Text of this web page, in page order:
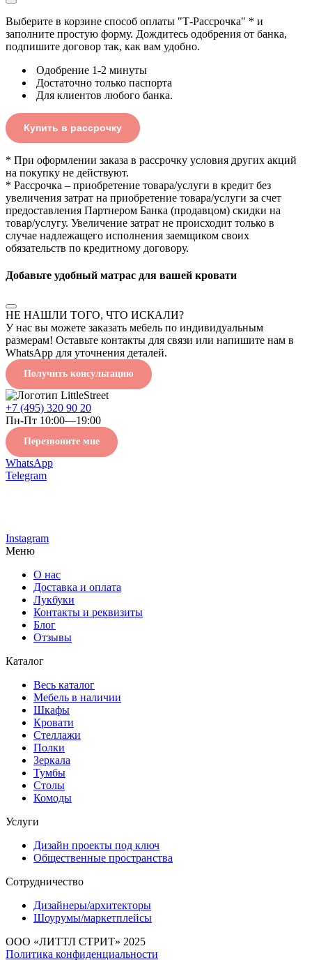
Выберите в корзине способ оплаты "Т-Рассрочка" * и
заполните простую форму. Дождитесь одобрения от банка,
подпишите договор так, как вам удобно.
Одобрение 1-2 минуты
Достаточно только паспорта
Для клиентов любого банка.
Купить в рассрочку
* При оформлении заказа в рассрочку условия других акций
на покупку не действуют.
* Рассрочка – приобретение товара/услуги в кредит без
увеличения затрат на приобретение товара/услуги за счет
предоставления Партнером Банка (продавцом) скидки на
товар/услугу. Увеличение затрат не происходит только в
случае надлежащего исполнения заемщиком своих
обязательств по кредитному договору.
Добавьте удобный матрас для вашей кровати
НЕ НАШЛИ ТОГО, ЧТО ИСКАЛИ?
У нас вы можете заказать мебель по индивидуальным
размерам! Оставьте контакты для связи или напишите нам в
WhatsApp для уточнения деталей.
Получить консультацию
+7 (495) 320 90 20
Пн-Пт 10:00—19:00
Перезвоните мне
WhatsApp
Telegram
Instagram
Меню
О нас
Доставка и оплата
Лукбуки
Контакты и реквизиты
Блог
Отзывы
Каталог
Весь каталог
Мебель в наличии
Шкафы
Кровати
Стеллажи
Полки
Зеркала
Тумбы
Столы
Комоды
Услуги
Дизайн проекты под ключ
Общественные пространства
Сотрудничество
Дизайнеры/архитекторы
Шоурумы/маркетплейсы
ООО «ЛИТТЛ СТРИТ» 2025
Политика конфиденциальности